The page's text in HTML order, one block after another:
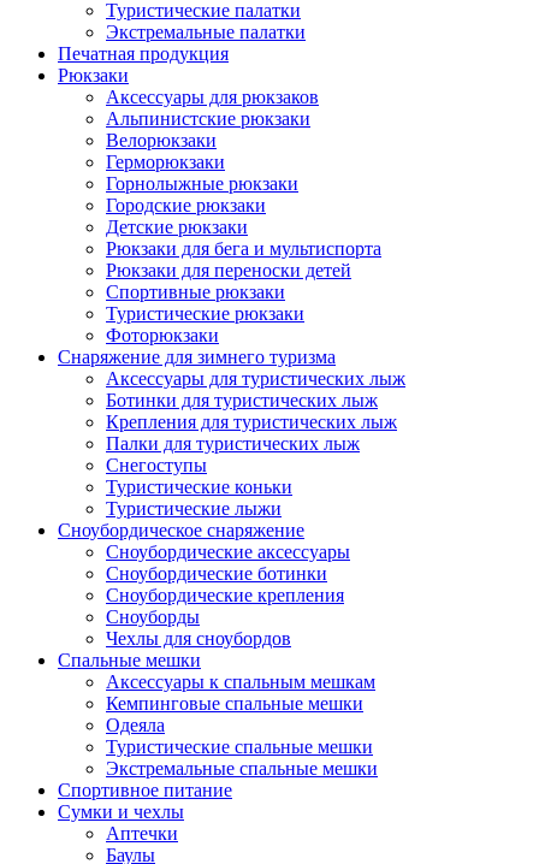
Туристические палатки
Экстремальные палатки
Печатная продукция
Рюкзаки
Аксессуары для рюкзаков
Альпинистские рюкзаки
Велорюкзаки
Герморюкзаки
Горнолыжные рюкзаки
Городские рюкзаки
Детские рюкзаки
Рюкзаки для бега и мультиспорта
Рюкзаки для переноски детей
Спортивные рюкзаки
Туристические рюкзаки
Фоторюкзаки
Снаряжение для зимнего туризма
Аксессуары для туристических лыж
Ботинки для туристических лыж
Крепления для туристических лыж
Палки для туристических лыж
Снегоступы
Туристические коньки
Туристические лыжи
Сноубордическое снаряжение
Сноубордические аксессуары
Сноубордические ботинки
Сноубордические крепления
Сноуборды
Чехлы для сноубордов
Спальные мешки
Аксессуары к спальным мешкам
Кемпинговые спальные мешки
Одеяла
Туристические спальные мешки
Экстремальные спальные мешки
Спортивное питание
Сумки и чехлы
Аптечки
Баулы